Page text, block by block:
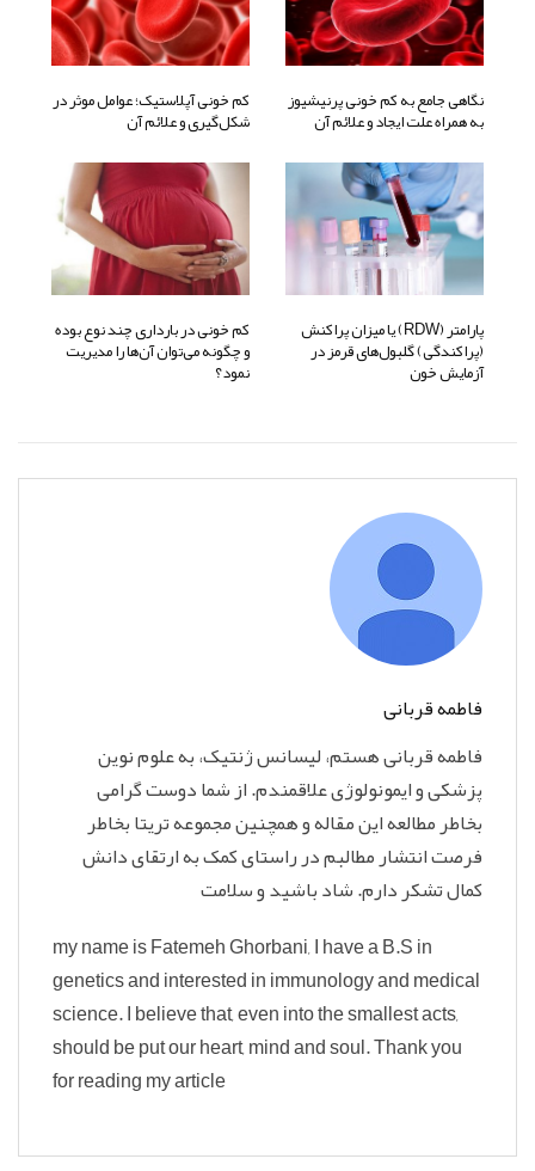
نگاهی جامع به کم خونی پرنیشیوز
به همراه علت ایجاد و علائم آن
کم خونی آپلاستیک؛ عوامل موثر در
شکل‌گیری و علائم آن
پارامتر (RDW) یا میزان پراکنش
(پراکندگی) گلبول‌های قرمز در
آزمایش خون
کم خونی در بارداری چند نوع بوده
و چگونه می‌توان آن‌ها را مدیریت
نمود؟
فاطمه قربانی
فاطمه قربانی هستم، لیسانس ژنتیک، به علوم نوین
پزشکی و ایمونولوژی علاقمندم. از شما دوست گرامی
بخاطر مطالعه این مقاله و همچنین مجموعه تریتا بخاطر
فرصت انتشار مطالبم در راستای کمک به ارتقای دانش
کمال تشکر دارم. شاد باشید و سلامت
my name is Fatemeh Ghorbani, I have a B.S in
genetics and interested in immunology and medical
science. I believe that, even into the smallest acts,
should be put our heart, mind and soul. Thank you
for reading my article